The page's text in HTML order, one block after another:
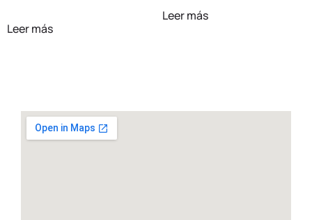
Leer más
Leer más